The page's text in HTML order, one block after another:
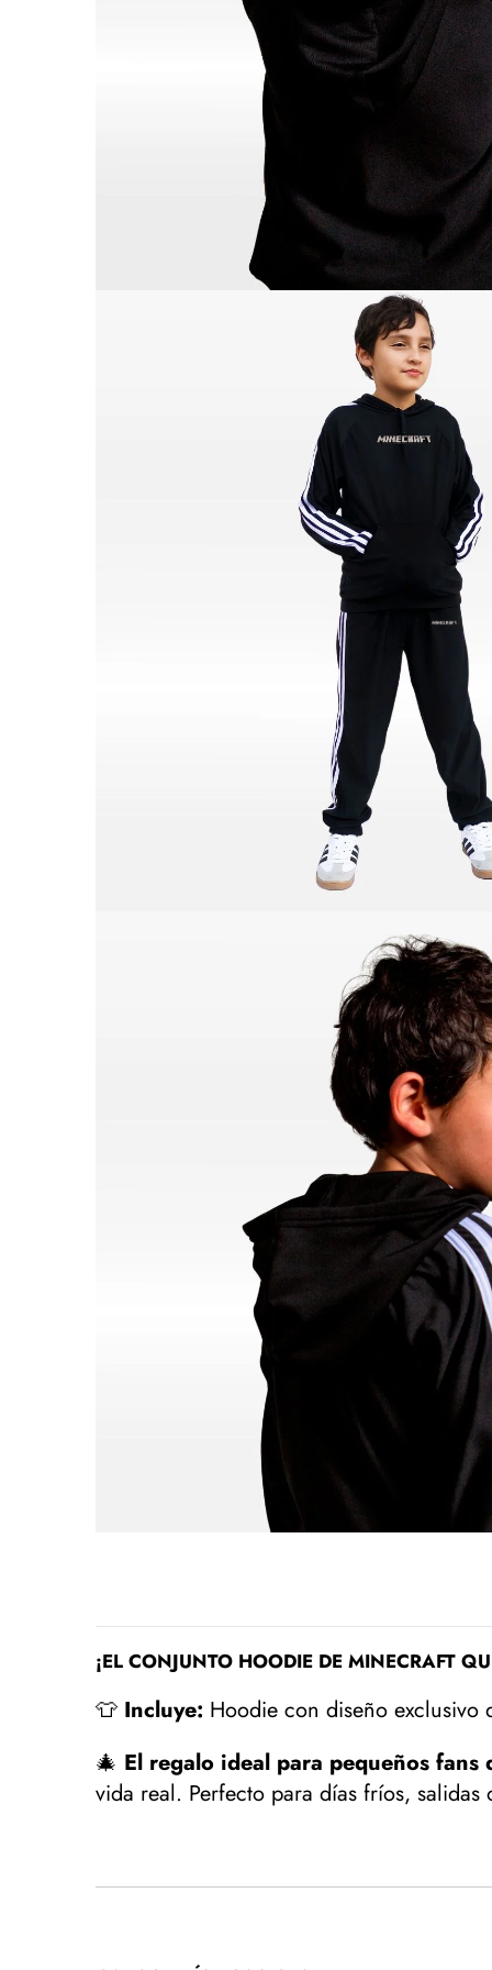
IMAGEN
EN
PANTALLA
IMAGEN
EN
PANTALLA
ABRIR
IMAGEN
EN
PANTALLA
¡EL CONJUNTO HOODIE DE MINECRAFT
👕 Incluye: Hoodie con diseño exclusivo
🎄 El regalo ideal para pequeños fans
vida real. Perfecto para días fríos,